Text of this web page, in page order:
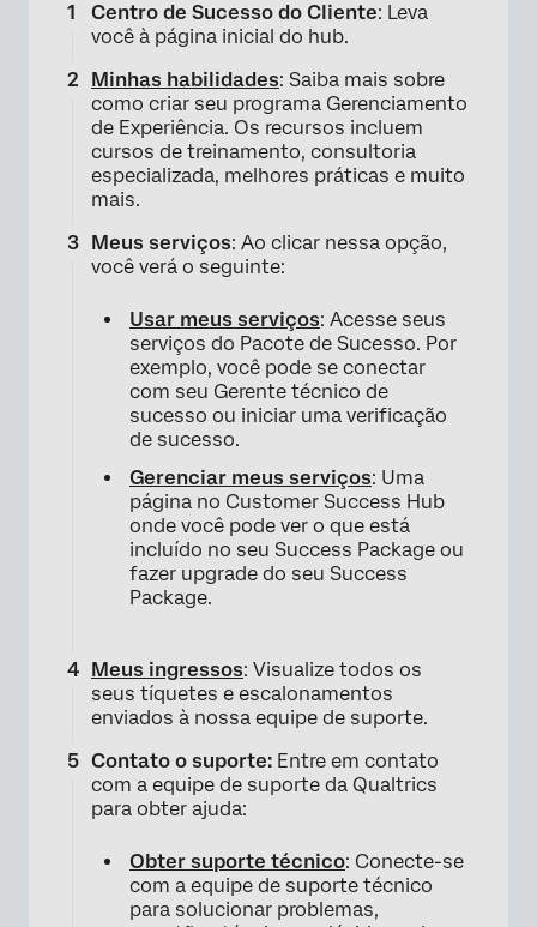
×
Centro de Sucesso do Cliente: Leva
você à página inicial do hub.
Minhas habilidades: Saiba mais sobre
como criar seu programa Gerenciamento
de Experiência. Os recursos incluem
cursos de treinamento, consultoria
especializada, melhores práticas e muito
mais.
Meus serviços: Ao clicar nessa opção,
você verá o seguinte:
Usar meus serviços: Acesse seus
serviços do Pacote de Sucesso. Por
exemplo, você pode se conectar
com seu Gerente técnico de
sucesso ou iniciar uma verificação
de sucesso.
Gerenciar meus serviços: Uma
página no Customer Success Hub
onde você pode ver o que está
incluído no seu Success Package ou
fazer upgrade do seu Success
Package.
Meus ingressos: Visualize todos os
seus tíquetes e escalonamentos
enviados à nossa equipe de suporte.
Contato o suporte: Entre em contato
com a equipe de suporte da Qualtrics
para obter ajuda:
Obter suporte técnico: Conecte-se
com a equipe de suporte técnico
para solucionar problemas,